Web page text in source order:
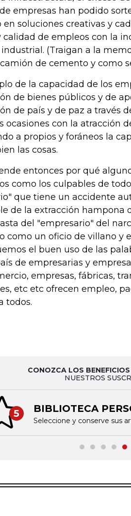
empresas han podido
en soluciones creativas y
de empleos con la
(Traigan a la
de cemento y como
de la capacidad de los
de bienes públicos y de
de país y de paz a través
ocasiones con la atracción
a propios y foráneos la
las cosas.
entonces por qué
como los culpables de
que tiene un accidente
de la extracción hampona
del "empresario" del
como un oficio de villano y
el buen uso de las
de empresarias y
empresas, fábricas,
etc etc ofrecen empleo,
todos.
CONOZCA LOS
NUESTROS
5 BIBLIOTECA
Seleccione y conserve sus
slide